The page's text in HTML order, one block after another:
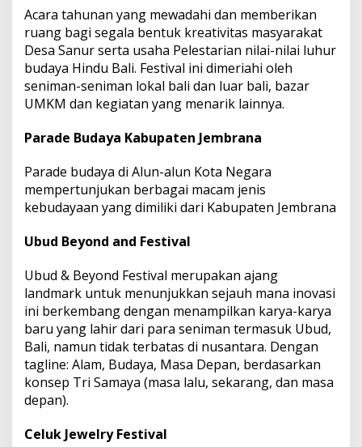
Acara tahunan yang mewadahi dan memberikan
ruang bagi segala bentuk kreativitas masyarakat
Desa Sanur serta usaha Pelestarian nilai-nilai luhur
budaya Hindu Bali. Festival ini dimeriahi oleh
seniman-seniman lokal bali dan luar bali, bazar
UMKM dan kegiatan yang menarik lainnya.
Parade Budaya Kabupaten Jembrana
Parade budaya di Alun-alun Kota Negara
mempertunjukan berbagai macam jenis
kebudayaan yang dimiliki dari Kabupaten Jembrana
Ubud Beyond and Festival
Ubud & Beyond Festival merupakan ajang
landmark untuk menunjukkan sejauh mana inovasi
ini berkembang dengan menampilkan karya-karya
baru yang lahir dari para seniman termasuk Ubud,
Bali, namun tidak terbatas di nusantara. Dengan
tagline: Alam, Budaya, Masa Depan, berdasarkan
konsep Tri Samaya (masa lalu, sekarang, dan masa
depan).
Celuk Jewelry Festival